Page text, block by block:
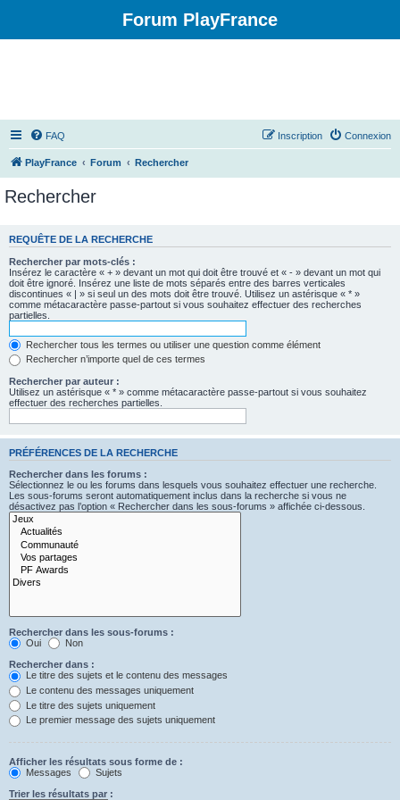
Forum PlayFrance
FAQ Connexion
Inscription
PlayFrance Forum Rechercher
Rechercher
REQUÊTE DE LA RECHERCHE
Rechercher par mots-clés :
Insérez le caractère « + » devant un mot qui doit être trouvé et « - » devant un mot qui
doit être ignoré. Insérez une liste de mots séparés entre des barres verticales
discontinues « | » si seul un des mots doit être trouvé. Utilisez un astérisque « * »
comme métacaractère passe-partout si vous souhaitez effectuer des recherches
partielles.
Rechercher tous les termes ou utiliser une question comme élément
Rechercher n’importe quel de ces termes
Rechercher par auteur :
Utilisez un astérisque « * » comme métacaractère passe-partout si vous souhaitez
effectuer des recherches partielles.
PRÉFÉRENCES DE LA RECHERCHE
Rechercher dans les forums :
Sélectionnez le ou les forums dans lesquels vous souhaitez effectuer une recherche.
Les sous-forums seront automatiquement inclus dans la recherche si vous ne
désactivez pas l’option « Rechercher dans les sous-forums » affichée ci-dessous.
Rechercher dans les sous-forums :
Oui
Non
Rechercher dans :
Le titre des sujets et le contenu des messages
Le contenu des messages uniquement
Le titre des sujets uniquement
Le premier message des sujets uniquement
Afficher les résultats sous forme de :
Messages
Sujets
Trier les résultats par :